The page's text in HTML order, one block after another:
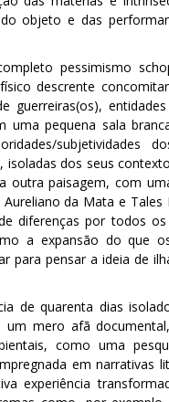
objeto e das
pessimismo
descrente
guerreiras(os),
pequena sala
subjetividades
dos seus
outra paisagem, com
da Mata e
diferenças por todos
a expansão do que
para pensar a ideia de
de quarenta dias
mero afã
como uma
em narrativas
experiência